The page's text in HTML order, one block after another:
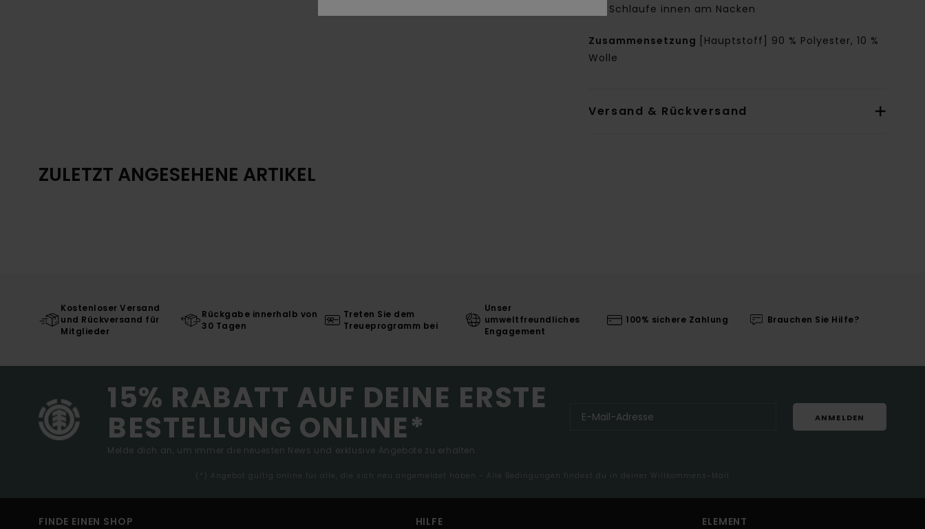
Schlaufe innen am Nacken
Zusammensetzung
[Hauptstoff] 90 % Polyester, 10 %
Wolle
Versand & Rückversand
ZULETZT ANGESEHENE ARTIKEL
Kostenloser Versand
und Rückversand für
Mitglieder
Rückgabe innerhalb von
30 Tagen
Treten Sie dem
Treueprogramm bei
Unser
umweltfreundliches
Engagement
100% sichere Zahlung Brauchen Sie Hilfe?
15% RABATT AUF DEINE ERSTE
BESTELLUNG ONLINE*
Melde dich an, um immer die neuesten News und exklusive Angebote zu erhalten.
ANMELDEN
(*) Angebot gültig online für alle, die sich neu angemeldet haben - Alle Bedingungen findest du in deiner Willkommens-Mail
FINDE EINEN SHOP HILFE ELEMENT